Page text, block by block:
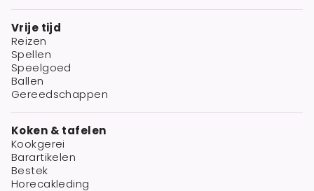
Vrije tijd
Reizen
Spellen
Speelgoed
Ballen
Gereedschappen
Koken & tafelen
Kookgerei
Barartikelen
Bestek
Horecakleding